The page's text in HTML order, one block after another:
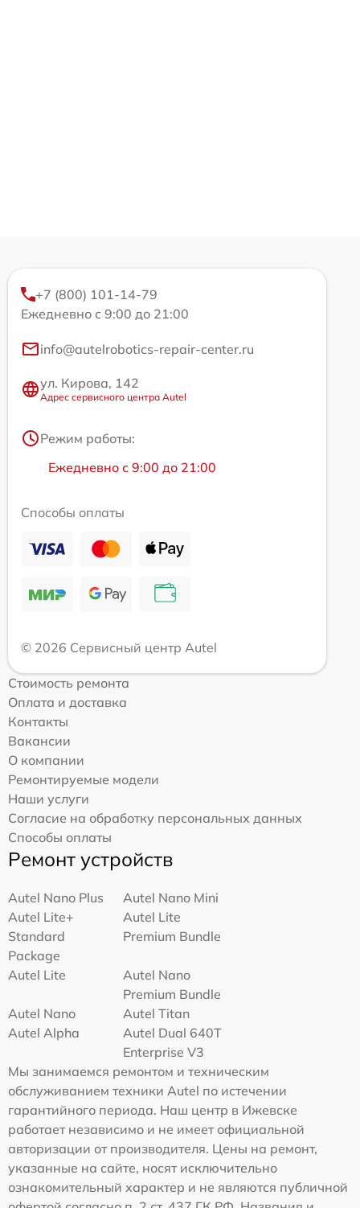
+7 (800) 101-14-79
Ежедневно с 9:00 до 21:00
info@autelrobotics-repair-center.ru
ул. Кирова, 142
Адрес сервисного центра Autel
Режим работы:
Ежедневно с 9:00 до 21:00
Способы оплаты
© 2026 Сервисный центр Autel
Стоимость ремонта
Оплата и доставка
Контакты
Вакансии
О компании
Ремонтируемые модели
Наши услуги
Согласие на обработку персональных данных
Способы оплаты
Ремонт устройств
Autel Nano Plus
Autel Nano Mini
Autel Lite+
Standard
Package
Autel Lite
Premium Bundle
Autel Lite
Autel Nano
Premium Bundle
Autel Nano
Autel Titan
Autel Alpha
Autel Dual 640T
Enterprise V3
Мы занимаемся ремонтом и техническим
обслуживанием техники Autel по истечении
гарантийного периода. Наш центр в Ижевске
работает независимо и не имеет официальной
авторизации от производителя. Цены на ремонт,
указанные на сайте, носят исключительно
ознакомительный характер и не являются публичной